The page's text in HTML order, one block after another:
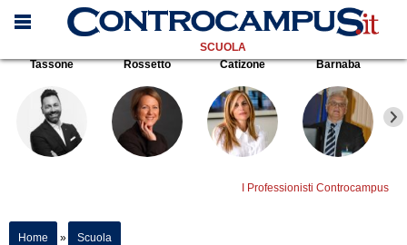
SCUOLA
Tassone
Rossetto Catizone Barnaba
I Professionisti Controcampus
Home » Scuola